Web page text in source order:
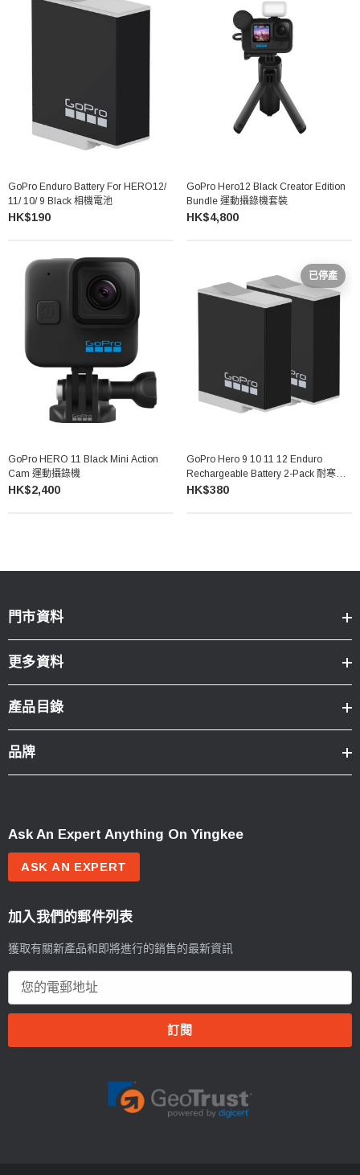
GoPro Enduro Battery For HERO12/
11/ 10/ 9 Black 相機電池
HK$190
GoPro Hero12 Black Creator Edition
Bundle 運動攝錄機套裝
HK$4,800
GoPro HERO 11 Black Mini Action
Cam 運動攝錄機
HK$2,400
已停產
GoPro Hero 9 10 11 12 Enduro
Rechargeable Battery 2-Pack 耐寒電
池 (兩粒裝)
HK$380
門市資料
更多資料
產品目錄
品牌
Ask An Expert Anything On Yingkee
ASK AN EXPERT
加入我們的郵件列表
獲取有關新產品和即將進行的銷售的最新資訊
郵